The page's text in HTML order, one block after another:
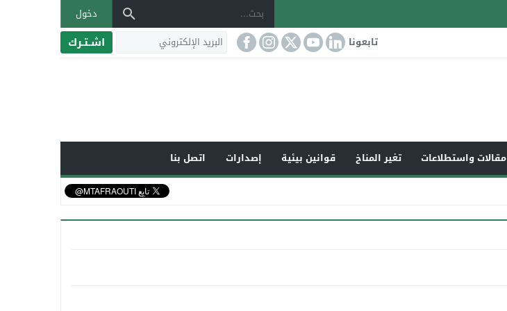
دخول
تابعونا اشـتـرك
مقالات واستطلاعات تغير المناخ قوانين بيئية إصدارات
اتصل بنا